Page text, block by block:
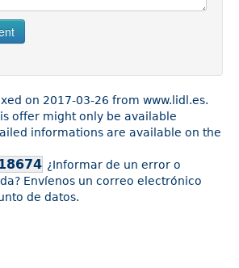
on 2017-03-26 from www.lidl.es.
offer might only be available
informations are available on the
¿Informar de un error o
Envíenos un correo electrónico
de datos.